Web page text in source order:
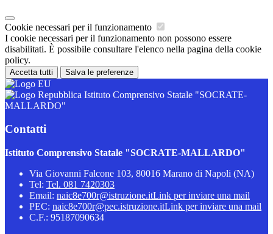
Cookie necessari per il funzionamento
I cookie necessari per il funzionamento non possono essere
disabilitati. È possibile consultare l'elenco nella pagina della cookie
policy.
Accetta tutti Salva le preferenze
Istituto Comprensivo Statale "SOCRATE-
MALLARDO"
Contatti
Istituto Comprensivo Statale "SOCRATE-MALLARDO"
Via Giovanni Falcone 103, 80016 Marano di Napoli (NA)
Tel: Tel. 081 7420303
Email: naic8e700r@istruzione.itLink per inviare una mail
PEC: naic8e700r@pec.istruzione.itLink per inviare una mail
C.F.: 95187090634